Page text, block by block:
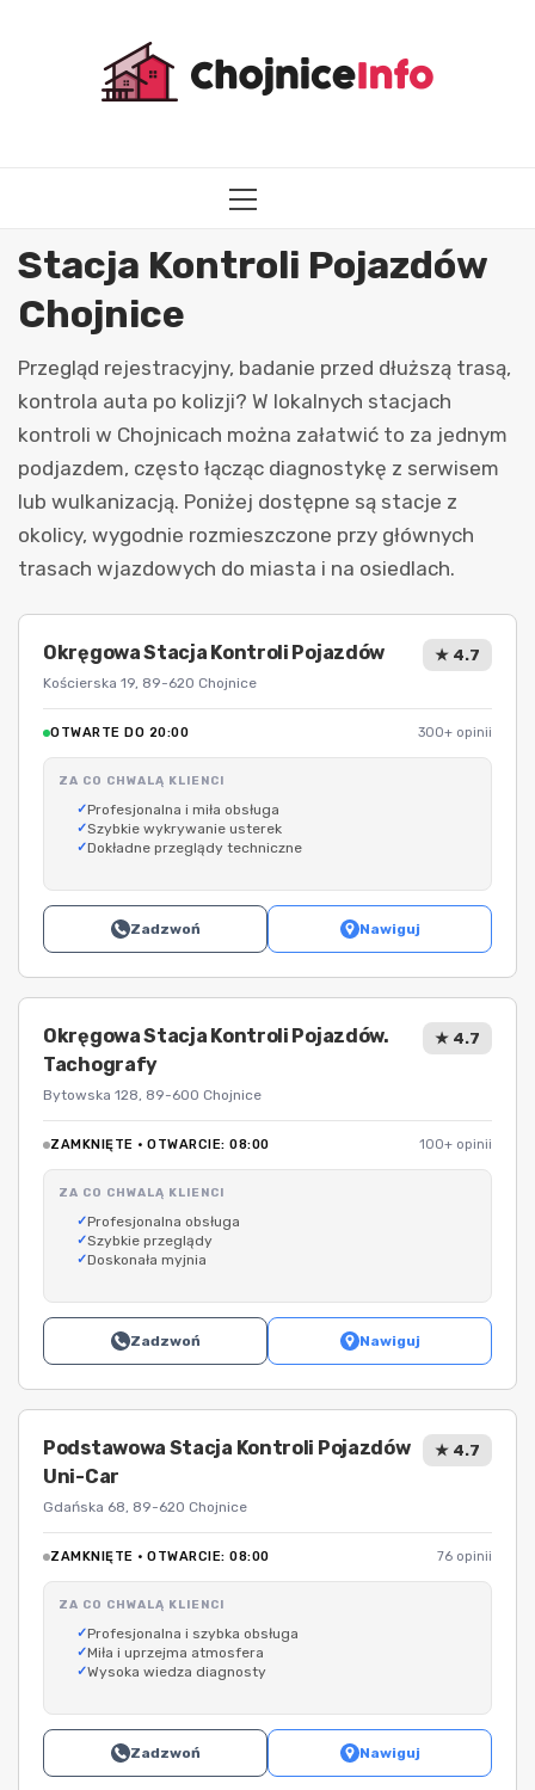
MENU
Stacja Kontroli Pojazdów
Chojnice
Przegląd rejestracyjny, badanie przed dłuższą trasą,
kontrola auta po kolizji? W lokalnych stacjach
kontroli w Chojnicach można załatwić to za jednym
podjazdem, często łącząc diagnostykę z serwisem
lub wulkanizacją. Poniżej dostępne są stacje z
okolicy, wygodnie rozmieszczone przy głównych
trasach wjazdowych do miasta i na osiedlach.
Okręgowa Stacja Kontroli Pojazdów
Kościerska 19, 89-620 Chojnice
★ 4.7
OTWARTE DO 20:00 300+ opinii
ZA CO CHWALĄ KLIENCI
Profesjonalna i miła obsługa
Szybkie wykrywanie usterek
Dokładne przeglądy techniczne
Zadzwoń Nawiguj
Okręgowa Stacja Kontroli Pojazdów.
Tachografy
Bytowska 128, 89-600 Chojnice
★ 4.7
ZAMKNIĘTE · OTWARCIE: 08:00 100+ opinii
ZA CO CHWALĄ KLIENCI
Profesjonalna obsługa
Szybkie przeglądy
Doskonała myjnia
Zadzwoń Nawiguj
Podstawowa Stacja Kontroli Pojazdów
Uni-Car
Gdańska 68, 89-620 Chojnice
★ 4.7
ZAMKNIĘTE · OTWARCIE: 08:00 76 opinii
ZA CO CHWALĄ KLIENCI
Profesjonalna i szybka obsługa
Miła i uprzejma atmosfera
Wysoka wiedza diagnosty
Zadzwoń Nawiguj